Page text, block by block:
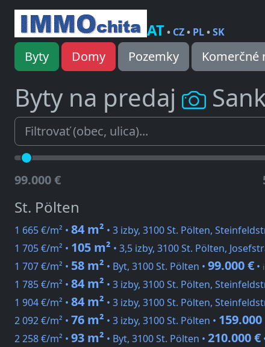
AT• CZ• PL•SK
Byty Domy Pozemky Komerčné
Byty na predaj
99.000 €
St. Pölten
1 665 €/m² • 84 m² • 3 izby, 3100 St. Pölten,
1 705 €/m² • 105 m² • 3,5 izby, 3100 St. Pölten,
1 707 €/m² • 58 m² • Byt, 3100 St. Pölten • 99.000 € •
1 785 €/m² • 84 m² • 3 izby, 3100 St. Pölten,
1 904 €/m² • 84 m² • 3 izby, 3100 St. Pölten,
2 092 €/m² • 76 m² • 3 izby, 3100 St. Pölten • 159.000
2 258 €/m² • 93 m² • Byt, 3100 St. Pölten • 210.000 €